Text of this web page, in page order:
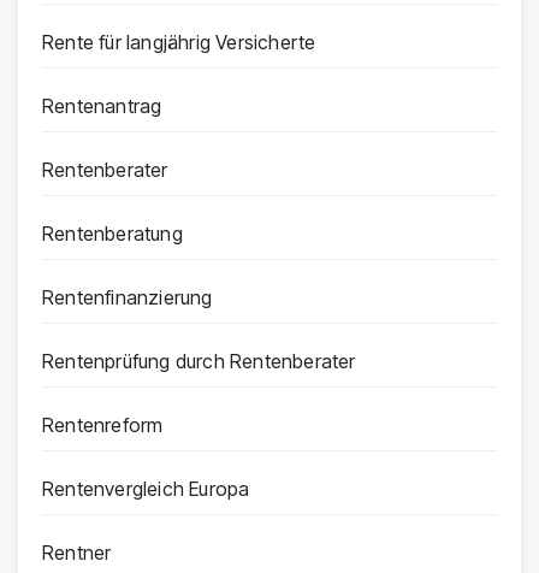
Rente für langjährig Versicherte
Rentenantrag
Rentenberater
Rentenberatung
Rentenfinanzierung
Rentenprüfung durch Rentenberater
Rentenreform
Rentenvergleich Europa
Rentner